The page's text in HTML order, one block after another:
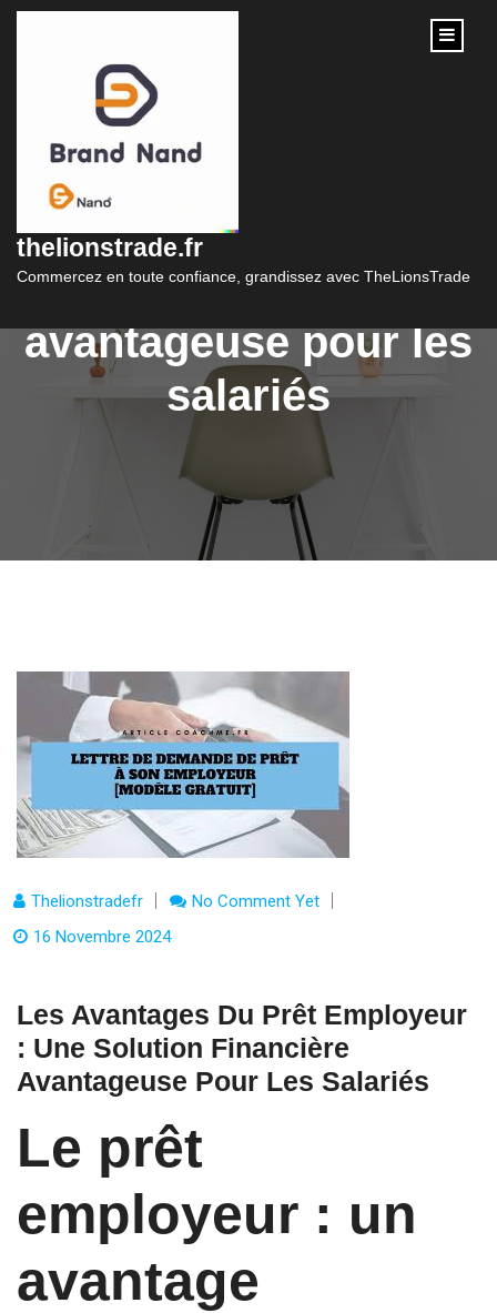
content
thelionstrade.fr
Commercez en toute confiance, grandissez avec TheLionsTrade
Les avantages du prêt
employeur : une
solution financière
avantageuse pour les
salariés
Thelionstradefr
No Comment Yet
16 Novembre 2024
Les Avantages Du Prêt Employeur
: Une Solution Financière
Avantageuse Pour Les Salariés
Le prêt
employeur : un
avantage